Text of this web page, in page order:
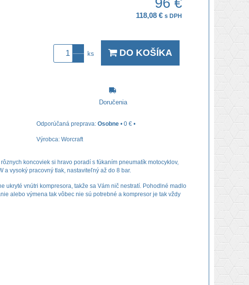
118,08 € s DPH
ks DO KOŠÍKA
Doručenia
Osobne • 0 € •
Výrobca: Worcraft
koncoviek si hravo poradí s fúkaním pneumatík motocyklov,
a vysoký pracovný tlak, nastaviteľný až do 8 bar.
ukryté vnútri kompresora, takže sa Vám nič nestratí. Pohodlné madlo
alebo výmena tak vôbec nie sú potrebné a kompresor je tak vždy